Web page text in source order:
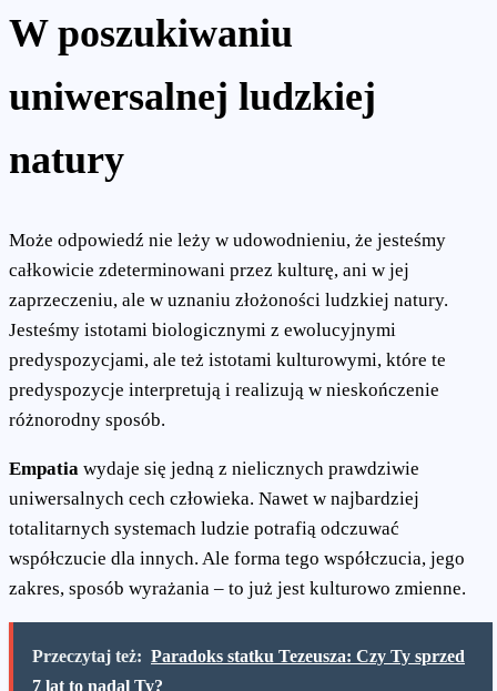
W poszukiwaniu
uniwersalnej ludzkiej
natury
Może odpowiedź nie leży w udowodnieniu, że jesteśmy
całkowicie zdeterminowani przez kulturę, ani w jej
zaprzeczeniu, ale w uznaniu złożoności ludzkiej natury.
Jesteśmy istotami biologicznymi z ewolucyjnymi
predyspozycjami, ale też istotami kulturowymi, które te
predyspozycje interpretują i realizują w nieskończenie
różnorodny sposób.
Empatia wydaje się jedną z nielicznych prawdziwie
uniwersalnych cech człowieka. Nawet w najbardziej
totalitarnych systemach ludzie potrafią odczuwać
współczucie dla innych. Ale forma tego współczucia, jego
zakres, sposób wyrażania – to już jest kulturowo zmienne.
Przeczytaj też: Paradoks statku Tezeusza: Czy Ty sprzed
7 lat to nadal Ty?